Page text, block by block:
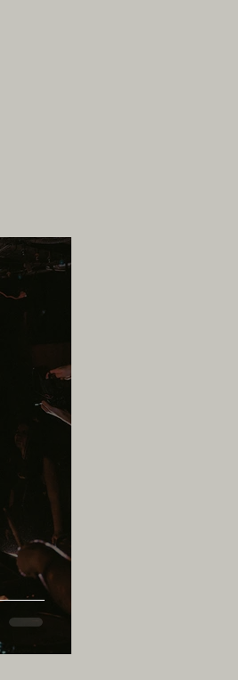
Mode